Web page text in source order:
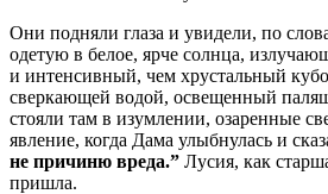
Они подняли глаза и увидели, по
одетую в белое, ярче солнца,
и интенсивный, чем хрустальный
сверкающей водой, освещенный
стояли там в изумлении, озаренные
явление, когда Дама улыбнулась и
не причиню вреда.” Лусия, как
пришла.